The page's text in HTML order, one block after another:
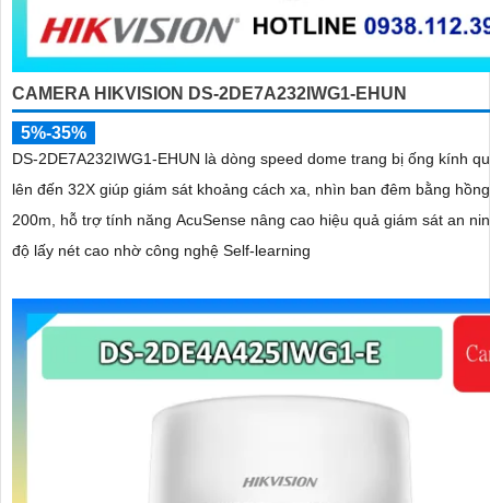
CAMERA HIKVISION DS-2DE7A232IWG1-EHUN
5%-35%
DS-2DE7A232IWG1-EHUN là dòng speed dome trang bị ống kính
lên đến 32X giúp giám sát khoảng cách xa, nhìn ban đêm bằng
200m, hỗ trợ tính năng AcuSense nâng cao hiệu quả giám sát an
độ lấy nét cao nhờ công nghệ Self-learning